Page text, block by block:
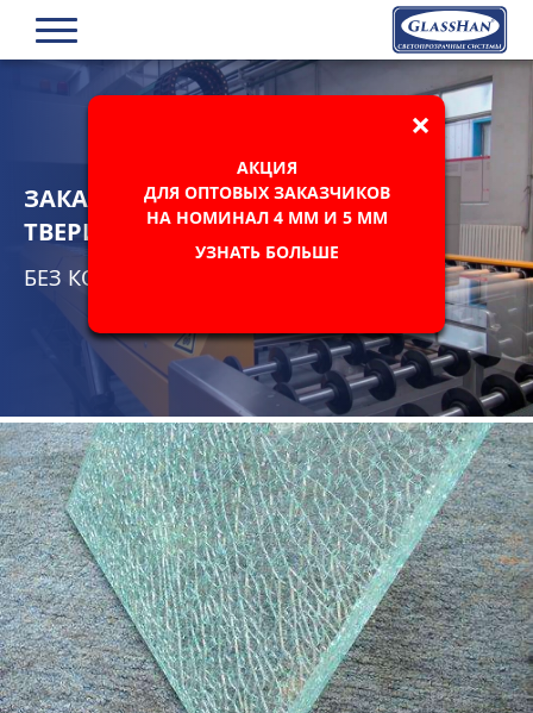
×
АКЦИЯ
ДЛЯ ОПТОВЫХ ЗАКАЗЧИКОВ
НА НОМИНАЛ 4 ММ И 5 ММ
УЗНАТЬ БОЛЬШЕ
ЗАКАЛЕННОЕ СТЕКЛО НА ЗАКАЗ В
ТВЕРИ
БЕЗ КОМПРОМИССОВ В КАЧЕСТВЕ